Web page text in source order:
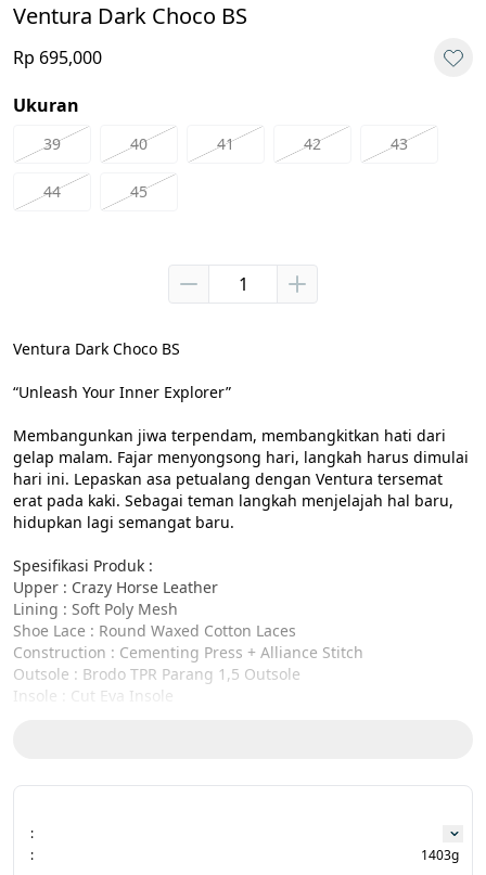
Ventura Dark Choco BS
Rp 695,000
Ukuran
39 40 41 42 43
44 45
Ventura Dark Choco BS
“Unleash Your Inner Explorer”
Membangunkan jiwa terpendam, membangkitkan hati dari
gelap malam. Fajar menyongsong hari, langkah harus dimulai
hari ini. Lepaskan asa petualang dengan Ventura tersemat
erat pada kaki. Sebagai teman langkah menjelajah hal baru,
hidupkan lagi semangat baru.
Spesifikasi Produk :
Upper : Crazy Horse Leather
Lining : Soft Poly Mesh
Shoe Lace : Round Waxed Cotton Laces
Construction : Cementing Press + Alliance Stitch
Outsole : Brodo TPR Parang 1,5 Outsole
Insole : Cut Eva Insole
39 ( 25.5 cm )
41 ( 26.9 cm )
42 ( 27.5 cm )
:
:
1403g